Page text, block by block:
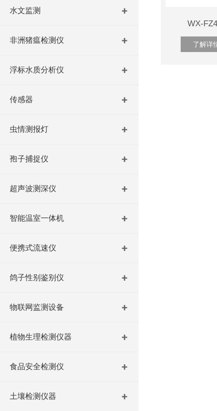
水文监测
非洲猪瘟检测仪
浮标水质分析仪
传感器
虫情测报灯
孢子捕捉仪
超声波测深仪
智能温室一体机
便携式流速仪
鸽子性别鉴别仪
物联网监测设备
植物生理检测仪器
食品安全检测仪
土壤检测仪器
WX-
了解详